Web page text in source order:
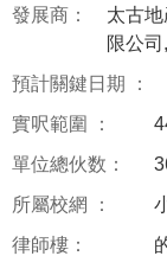
預計關鍵日期 ：
單位總伙数：
實呎範圍 ：
律師樓：
所屬校網 ：
發展商：
太古
限公